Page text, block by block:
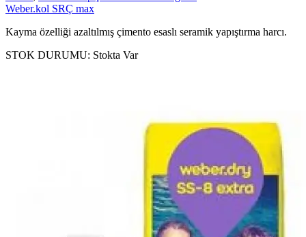
Weber.kol SRÇ max
Kayma özelliği azaltılmış çimento esaslı seramik yapıştırma harcı.
STOK DURUMU: Stokta Var